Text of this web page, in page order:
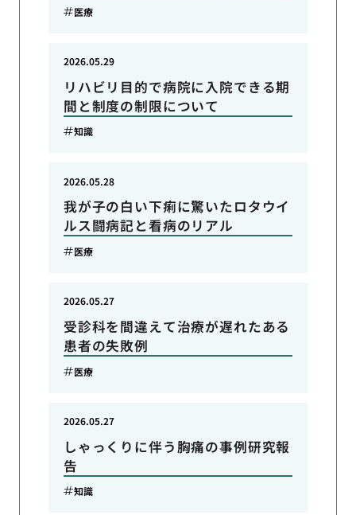
医療
リハビリ目的で病院に入院できる期
間と制度の制限について
2026.05.29
知識
我が子の白い下痢に驚いたロタウイ
ルス闘病記と看病のリアル
2026.05.28
医療
受診科を間違えて治療が遅れたある
患者の失敗例
2026.05.27
医療
しゃっくりに伴う胸痛の事例研究報
告
2026.05.27
知識